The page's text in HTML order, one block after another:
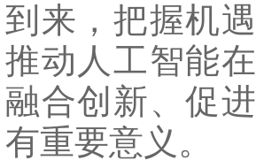
到来，把握机
推动人工智能
融合创新、促
有重要意义。